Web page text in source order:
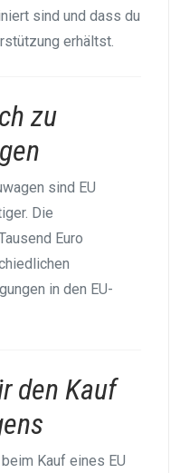
sind und dass du
erhältst.
zu
sind EU
Die
Euro
in den EU-
den Kauf
Kauf eines EU